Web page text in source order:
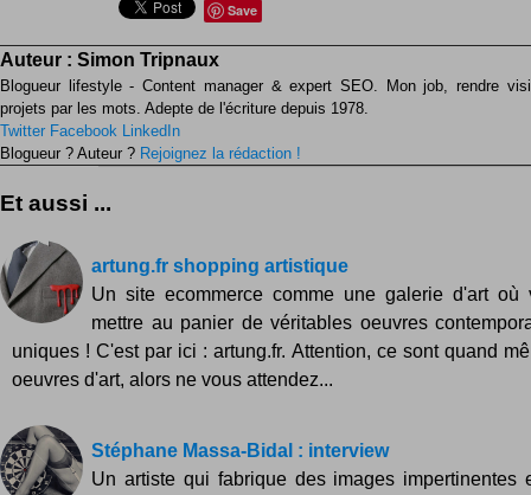
Save
Auteur : Simon Tripnaux
Blogueur lifestyle - Content manager & expert SEO. Mon job, rendre
projets par les mots. Adepte de l'écriture depuis 1978.
Twitter Facebook LinkedIn
Blogueur ? Auteur ? Rejoignez la rédaction !
Et aussi ...
artung.fr shopping artistique
Un site ecommerce comme une galerie d'art où
mettre au panier de véritables oeuvres
uniques ! C'est par ici : artung.fr. Attention, ce sont quand
oeuvres d'art, alors ne vous attendez...
Stéphane Massa-Bidal : interview
Un artiste qui fabrique des images impertinentes